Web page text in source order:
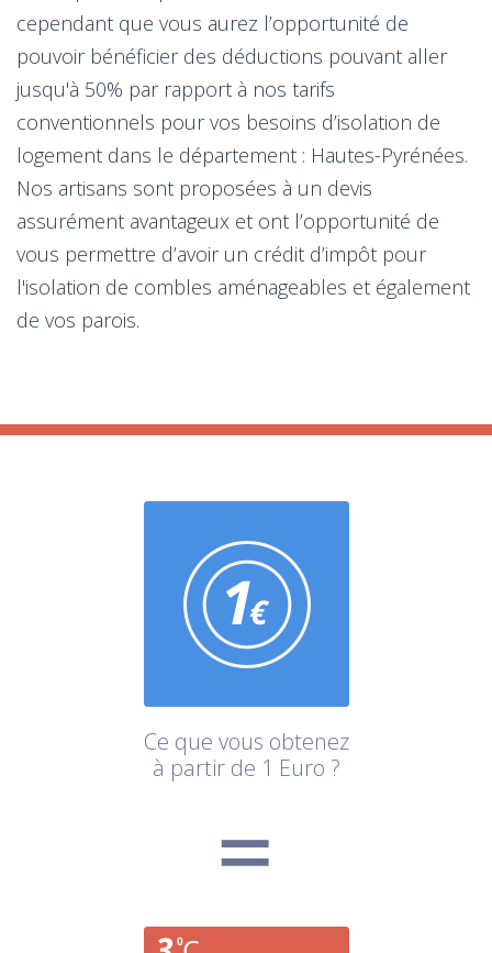
cependant que vous aurez l’opportunité de
pouvoir bénéficier des déductions pouvant aller
jusqu'à 50% par rapport à nos tarifs
conventionnels pour vos besoins d’isolation de
logement dans le département : Hautes-Pyrénées.
Nos artisans sont proposées à un devis
assurément avantageux et ont l’opportunité de
vous permettre d’avoir un crédit d’impôt pour
l'isolation de combles aménageables et également
de vos parois.
Ce que vous obtenez
à partir de 1 Euro ?